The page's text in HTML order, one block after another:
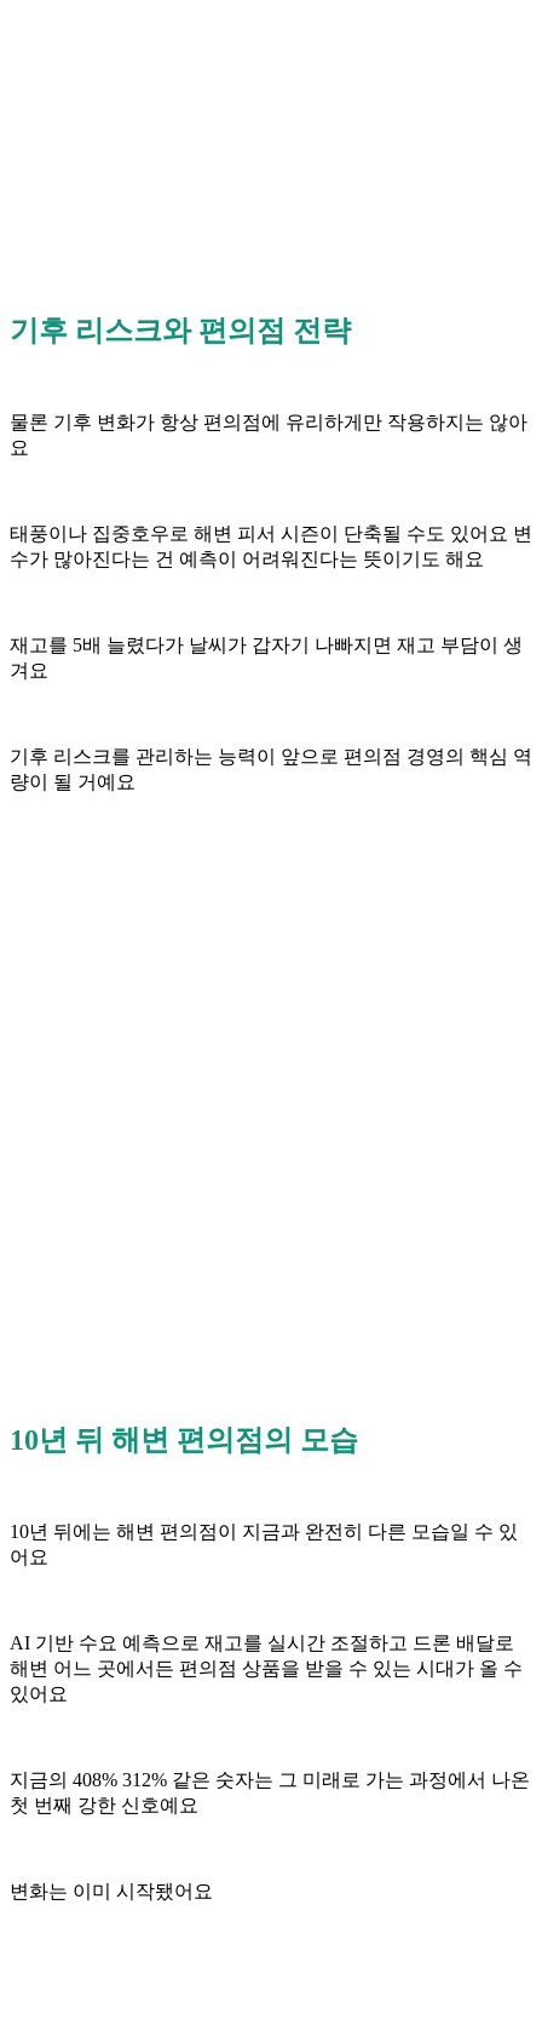
기후 리스크와 편의점 전략
물론 기후 변화가 항상 편의점에 유리하게만 작용하지는 않아
요
태풍이나 집중호우로 해변 피서 시즌이 단축될 수도 있어요 변
수가 많아진다는 건 예측이 어려워진다는 뜻이기도 해요
재고를 5배 늘렸다가 날씨가 갑자기 나빠지면 재고 부담이 생
겨요
기후 리스크를 관리하는 능력이 앞으로 편의점 경영의 핵심 역
량이 될 거예요
10년 뒤 해변 편의점의 모습
10년 뒤에는 해변 편의점이 지금과 완전히 다른 모습일 수 있
어요
AI 기반 수요 예측으로 재고를 실시간 조절하고 드론 배달로
해변 어느 곳에서든 편의점 상품을 받을 수 있는 시대가 올 수
있어요
지금의 408% 312% 같은 숫자는 그 미래로 가는 과정에서 나온
첫 번째 강한 신호예요
변화는 이미 시작됐어요